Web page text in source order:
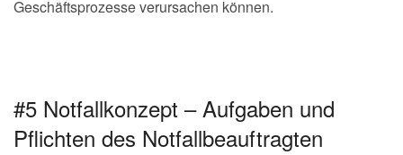
Geschäftsprozesse verursachen können.
#5 Notfallkonzept – Aufgaben und
Pflichten des Notfallbeauftragten